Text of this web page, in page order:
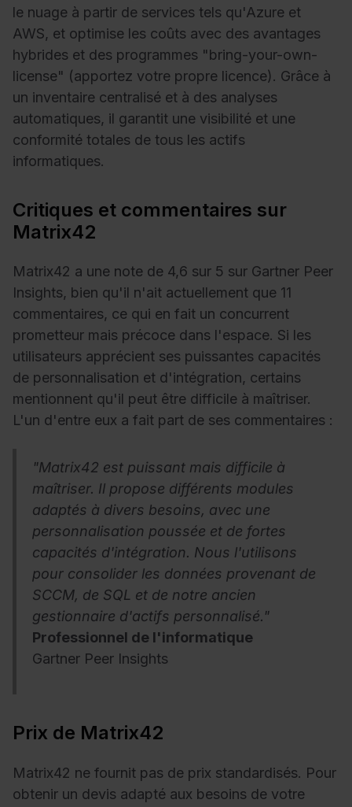
le nuage à partir de services tels qu'Azure et
AWS, et optimise les coûts avec des avantages
hybrides et des programmes "bring-your-own-
license" (apportez votre propre licence). Grâce à
un inventaire centralisé et à des analyses
automatiques, il garantit une visibilité et une
conformité totales de tous les actifs
informatiques.
Critiques et commentaires sur
Matrix42
Matrix42 a une note de 4,6 sur 5 sur Gartner Peer
Insights, bien qu'il n'ait actuellement que 11
commentaires, ce qui en fait un concurrent
prometteur mais précoce dans l'espace. Si les
utilisateurs apprécient ses puissantes capacités
de personnalisation et d'intégration, certains
mentionnent qu'il peut être difficile à maîtriser.
L'un d'entre eux a fait part de ses commentaires :
"Matrix42 est puissant mais difficile à
maîtriser. Il propose différents modules
adaptés à divers besoins, avec une
personnalisation poussée et de fortes
capacités d'intégration. Nous l'utilisons
pour consolider les données provenant de
SCCM, de SQL et de notre ancien
gestionnaire d'actifs personnalisé."
Professionnel de l'informatique
Gartner Peer Insights
Prix de Matrix42
Matrix42 ne fournit pas de prix standardisés. Pour
obtenir un devis adapté aux besoins de votre